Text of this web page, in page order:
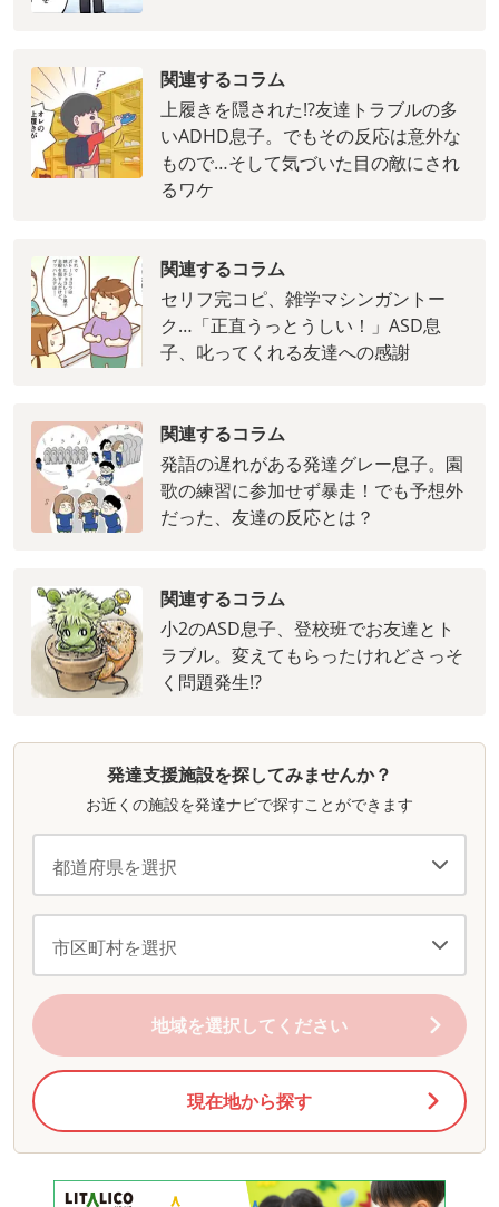
関連するコラム
上履きを隠された!?友達トラブルの多
いADHD息子。でもその反応は意外な
もので…そして気づいた目の敵にされ
るワケ
関連するコラム
セリフ完コピ、雑学マシンガントー
ク…「正直うっとうしい！」ASD息
子、叱ってくれる友達への感謝
関連するコラム
発語の遅れがある発達グレー息子。園
歌の練習に参加せず暴走！でも予想外
だった、友達の反応とは？
関連するコラム
小2のASD息子、登校班でお友達とト
ラブル。変えてもらったけれどさっそ
く問題発生!?
発達支援施設を探してみませんか？
お近くの施設を発達ナビで探すことができます
地域を選択してください
現在地から探す